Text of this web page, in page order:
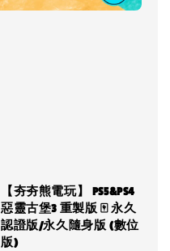
【夯夯熊電玩】 PS5&PS4
惡靈古堡3 重製版 🀄 永久
認證版/永久隨身版 (數位
版)